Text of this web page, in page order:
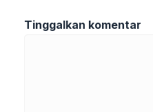
Tinggalkan komentar